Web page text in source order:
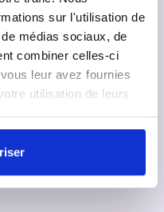
sur l'utilisation de
médias sociaux, de
combiner celles-ci
leur avez fournies
utilisation de leurs
de ta
locale.
et
un